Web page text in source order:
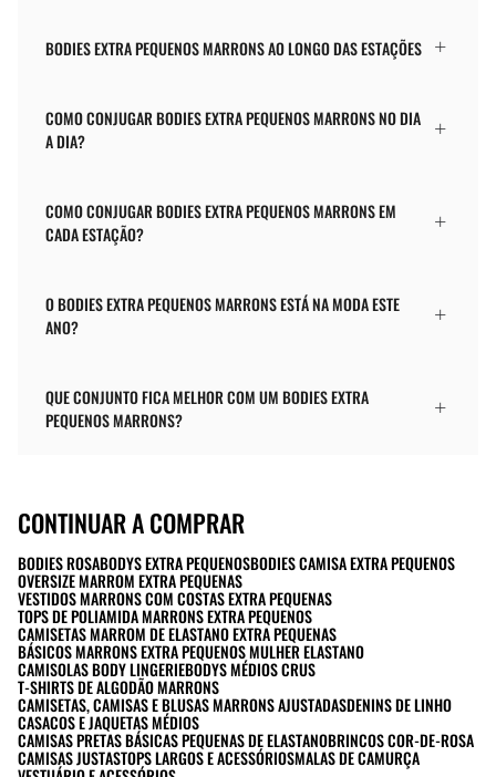
BODIES EXTRA PEQUENOS MARRONS AO LONGO DAS ESTAÇÕES
COMO CONJUGAR BODIES EXTRA PEQUENOS MARRONS NO DIA
A DIA?
COMO CONJUGAR BODIES EXTRA PEQUENOS MARRONS EM
CADA ESTAÇÃO?
O BODIES EXTRA PEQUENOS MARRONS ESTÁ NA MODA ESTE
ANO?
QUE CONJUNTO FICA MELHOR COM UM BODIES EXTRA
PEQUENOS MARRONS?
CONTINUAR A COMPRAR
BODIES ROSABODYS EXTRA PEQUENOSBODIES CAMISA EXTRA PEQUENOS
OVERSIZE MARROM EXTRA PEQUENAS
VESTIDOS MARRONS COM COSTAS EXTRA PEQUENAS
TOPS DE POLIAMIDA MARRONS EXTRA PEQUENOS
CAMISETAS MARROM DE ELASTANO EXTRA PEQUENAS
BÁSICOS MARRONS EXTRA PEQUENOS MULHER ELASTANO
CAMISOLAS BODY LINGERIEBODYS MÉDIOS CRUS
T-SHIRTS DE ALGODÃO MARRONS
CAMISETAS, CAMISAS E BLUSAS MARRONS AJUSTADASDENINS DE LINHO
CASACOS E JAQUETAS MÉDIOS
CAMISAS PRETAS BÁSICAS PEQUENAS DE ELASTANOBRINCOS COR-DE-ROSA
CAMISAS JUSTASTOPS LARGOS E ACESSÓRIOSMALAS DE CAMURÇA